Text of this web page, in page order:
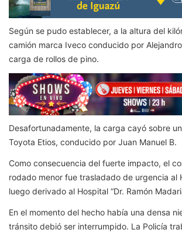
Según se pudo establecer, a la altura del
camión marca Iveco conducido por
carga de rollos de pino.
Desafortunadamente, la carga cayó sobre
Toyota Etios, conducido por Juan Manuel B.
Como consecuencia del fuerte impacto, el
rodado menor fue trasladado de urgencia al
luego derivado al Hospital “Dr. Ramón
En el momento del hecho había una densa
tránsito debió ser interrumpido. La Policía